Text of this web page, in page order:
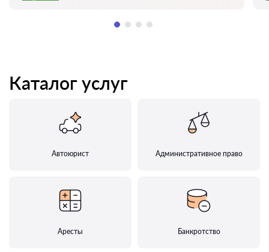
Каталог услуг
Автоюрист Административное право
Аресты Банкротство